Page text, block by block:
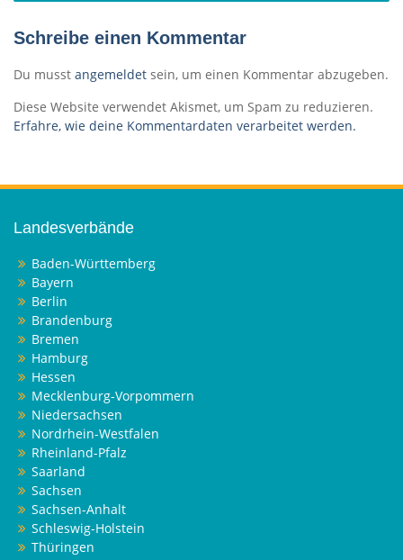
Schreibe einen Kommentar
Du musst angemeldet sein, um einen Kommentar abzugeben.
Diese Website verwendet Akismet, um Spam zu reduzieren.
Erfahre, wie deine Kommentardaten verarbeitet werden.
Landesverbände
Baden-Württemberg
Bayern
Berlin
Brandenburg
Bremen
Hamburg
Hessen
Mecklenburg-Vorpommern
Niedersachsen
Nordrhein-Westfalen
Rheinland-Pfalz
Saarland
Sachsen
Sachsen-Anhalt
Schleswig-Holstein
Thüringen